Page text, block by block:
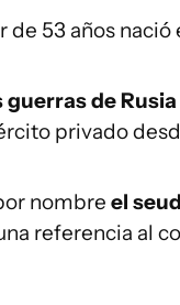
53 años
de
privado
nombre el
referencia al